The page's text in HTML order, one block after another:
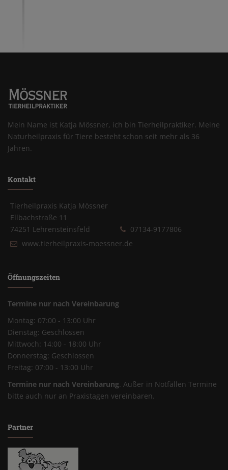
Mein Name ist Katja Mössner, ich bin Tierheilpraktiker. Meine
Naturheilpraxis für Tiere besteht schon seit mehr als 36
Jahren.
Kontakt
Tierheilpraxis Katja Mössner
Ellbachstraße 11
74251 Lehrensteinsfeld
07134-9177806
www.tierheilpraxis-moessner.de
Öffnungszeiten
Termine nur nach Vereinbarung
Montag: 07:00 - 13:00 Uhr
Dienstag: Geschlossen
Mittwoch: 14:00 - 18:00 Uhr
Donnerstag: Geschlossen
Freitag: 07:00 - 13:00 Uhr
Termine nur nach Vereinbarung. Außer in Notfällen Termine
bitte auch nur an Praxistagen vereinbaren.
Partner